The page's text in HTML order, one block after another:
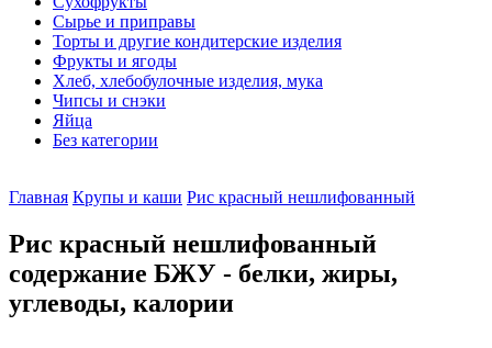
Сырье и приправы
Торты и другие кондитерские изделия
Фрукты и ягоды
Хлеб, хлебобулочные изделия, мука
Чипсы и снэки
Яйца
Без категории
Главная Крупы и каши Рис красный нешлифованный
Рис красный нешлифованный
содержание БЖУ - белки, жиры,
углеводы, калории